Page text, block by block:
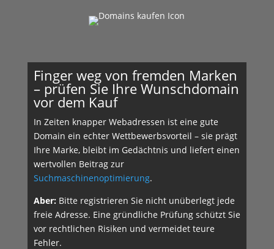
Finger weg von fremden Marken
– prüfen Sie Ihre Wunschdomain
vor dem Kauf
In Zeiten knapper Webadressen ist eine gute
Domain ein echter Wettbewerbsvorteil – sie prägt
Ihre Marke, bleibt im Gedächtnis und liefert einen
wertvollen Beitrag zur
Suchmaschinenoptimierung.
Aber: Bitte registrieren Sie nicht unüberlegt jede
freie Adresse. Eine gründliche Prüfung schützt Sie
vor rechtlichen Risiken und vermeidet teure
Fehler.